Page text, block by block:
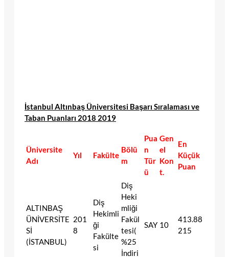
İstanbul Altınbaş Üniversitesi Başarı Sıralaması ve
Taban Puanları 2018 2019
Üniversite
Adı
Yıl Fakülte
Bölü
m
Pua
n
Tür
ü
Gen
el
Kon
t.
En
Küçük
Puan
ALTINBAŞ
ÜNİVERSİTE
Sİ
(İSTANBUL)
201
8
Diş
Hekimli
ği
Fakülte
si
Diş
Heki
mliği
Fakül
tesi(
%25
İndiri
SAY 10
413.88
215